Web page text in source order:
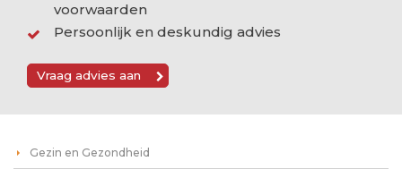
voorwaarden
Persoonlijk en deskundig advies
Vraag advies aan
Gezin en Gezondheid